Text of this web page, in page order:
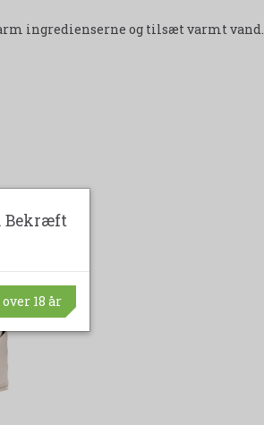
ingredienserne og tilsæt varmt vand.
Bekræft
18 år